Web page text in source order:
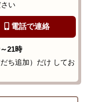
い
電話で連絡
21時
ち追加）だけ してお